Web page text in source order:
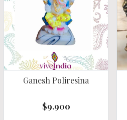
Ganesh Poliresina
$9.900